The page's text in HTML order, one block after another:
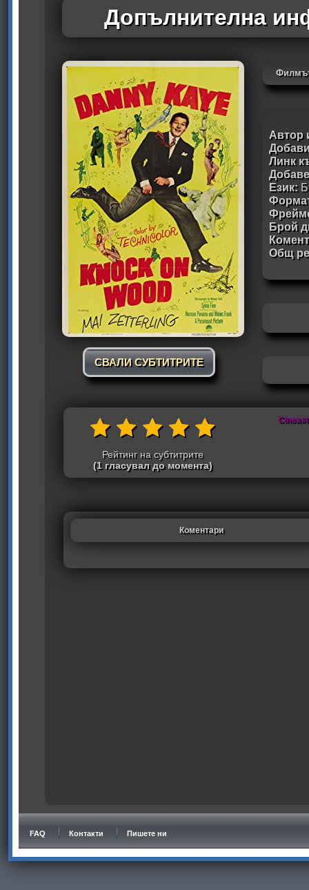
Допълнителна
СВАЛИ СУБТИТРИТЕ
Автор
Линк
Език:
Брой
Общ
Рейтинг на субтитрите
(1 гласувал до момента)
Cineast
Коментари
FAQ Контакти Пишете ни